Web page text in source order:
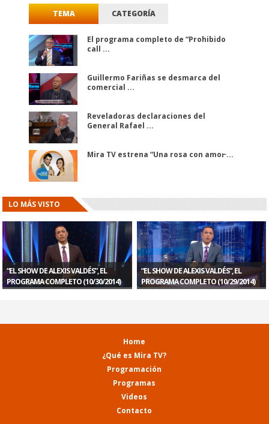
TEMA CATEGORÍA
El programa completo de “Prohibido
call ...
Guillermo Fariñas se desmarca del
comercial ...
Reveladoras declaraciones del
General Rafael ...
Mira TV estrena “Una rosa con amor̶ ...
LO MÁS VISTO
“EL SHOW DE ALEXIS VALDÉS”, EL
PROGRAMA COMPLETO (10/30/2014)
“EL SHOW DE ALEXIS VALDÉS”, EL
PROGRAMA COMPLETO (10/29/2014)
Home
¿Qué es Mira TV?
Programación
Programas
Videos
Contacto